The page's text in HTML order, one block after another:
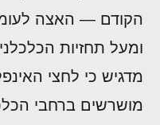
מדגיש כי לחצי
מושרשים ברחבי